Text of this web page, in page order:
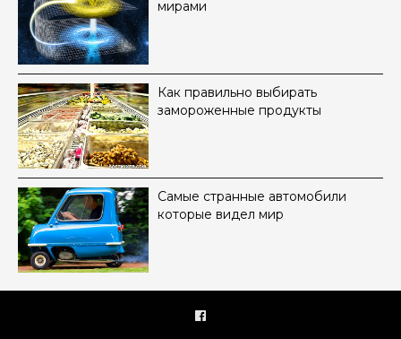
мирами
Как правильно выбирать
замороженные продукты
Самые странные автомобили
которые видел мир